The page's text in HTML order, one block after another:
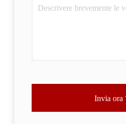
Invia ora